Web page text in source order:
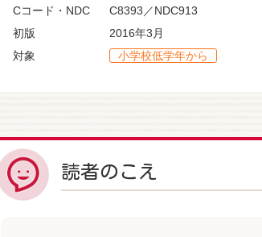
Cコード・NDC
C8393／NDC913
初版
2016年3月
対象
小学校低学年から
読者のこえ